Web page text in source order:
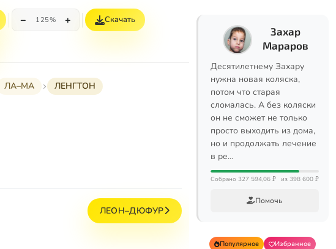
− 125% + Скачать
ЛА–МА ЛЕНГТОН
ЛЕОН–ДЮФУР
Захар
Мараров
Десятилетнему Захару
нужна новая коляска,
потом что старая
сломалась. А без коляски
он не сможет не только
просто выходить из дома,
но и продолжать лечение
в ре…
Собрано 327 594,06 ₽ из 398 600 ₽
Помочь
Популярное
Избранное